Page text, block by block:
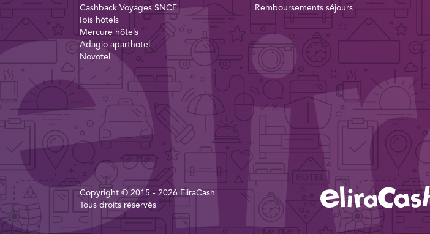
Cashback Voyages SNCF
Ibis hôtels
Mercure hôtels
Adagio aparthotel
Novotel
Remboursements séjours
Copyright © 2015 - 2026 EliraCash
Tous droits réservés